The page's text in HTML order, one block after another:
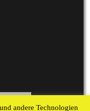
andere Technologien